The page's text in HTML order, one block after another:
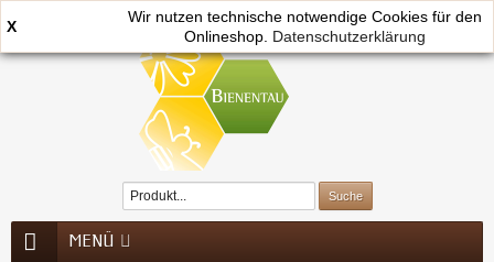
X
Wir nutzen technische notwendige Cookies für den
Onlineshop. Datenschutzerklärung
0
MENÜ